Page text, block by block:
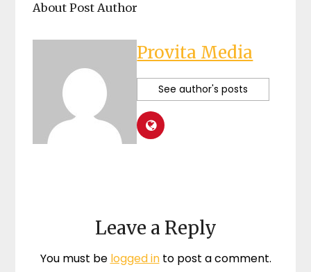
About Post Author
Provita Media
See author's posts
Leave a Reply
You must be logged into post a comment.